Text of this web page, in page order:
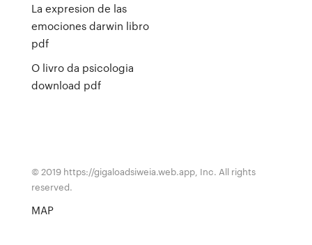
La expresion de las
emociones darwin libro
pdf
O livro da psicologia
download pdf
© 2019 https://gigaloadsiweia.web.app, Inc. All rights
reserved.
MAP